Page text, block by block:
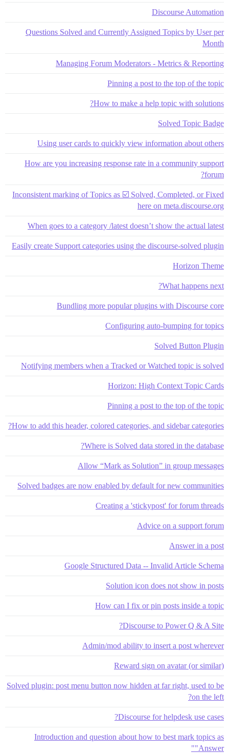
Discourse Automation
Questions Solved and Currently Assigned Topics by User per
Month
Managing Forum Moderators - Metrics & Reporting
Pinning a post to the top of the topic
How to make a help topic with solutions?
Solved Topic Badge
Using user cards to quickly view information about others
How are you increasing response rate in a community support
forum?
Inconsistent marking of Topics as ☑️ Solved, Completed, or Fixed
here on meta.discourse.org
When goes to a category /latest doesn’t show the actual latest
Easily create Support categories using the discourse-solved plugin
Horizon Theme
What happens next?
Bundling more popular plugins with Discourse core
Configuring auto-bumping for topics
Solved Button Plugin
Notifying members when a Tracked or Watched topic is solved
Horizon: High Context Topic Cards
Pinning a post to the top of the topic
How to add this header, colored categories, and sidebar categories?
Where is Solved data stored in the database?
Allow “Mark as Solution” in group messages
Solved badges are now enabled by default for new communities
Creating a 'stickypost' for forum threads
Advice on a support forum
Answer in a post
Google Structured Data -- Invalid Article Schema
Solution icon does not show in posts
How can I fix or pin posts inside a topic
Discourse to Power Q & A Site?
Admin/mod ability to insert a post wherever
Reward sign on avatar (or similar)
Solved plugin: post menu button now hidden at far right, used to be
on the left?
Discourse for helpdesk use cases?
Introduction and question about how to best mark topics as
"Answer"